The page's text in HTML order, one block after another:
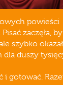
powieści
zaczęła,
szybko
dla duszy
i gotować.